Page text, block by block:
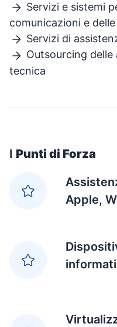
Servizi e sistemi
comunicazioni e
Servizi di
Outsourcing
tecnica
I Punti di Forza
Apple,